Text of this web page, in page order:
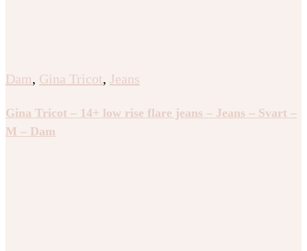
Dam, Gina Tricot, Jeans
Gina Tricot – 14+ low rise flare jeans – Jeans – Svart –
M – Dam